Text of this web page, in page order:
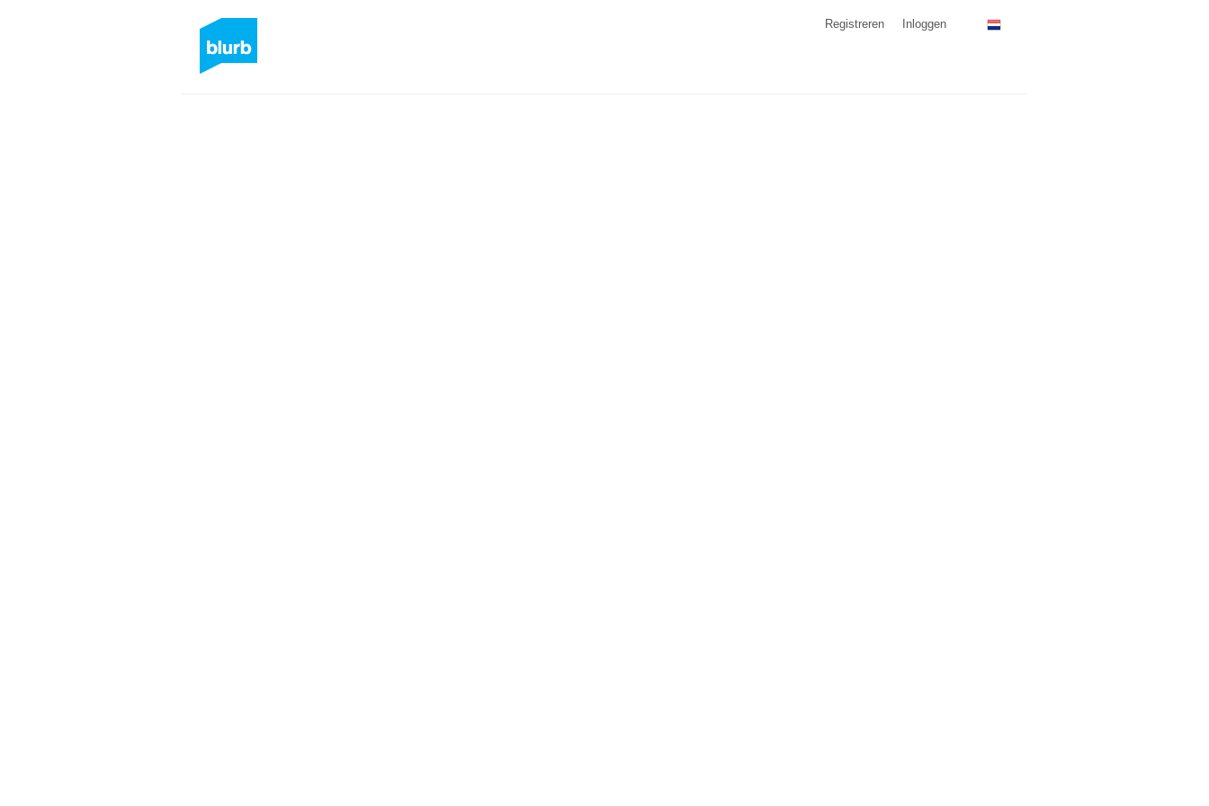
Registreren Inloggen